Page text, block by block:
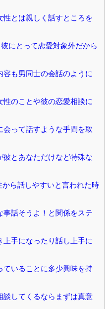
とは親しく話すところを
にとって恋愛対象外だから
も男同士の会話のように
のことや彼の恋愛相談に
って話すような手間を取
とあなただけなど特殊な
ら話しやすいと言われた時
事話そうよ！と関係をステ
手になったり話し上手に
いることに多少興味を持
してくるならまずは真意